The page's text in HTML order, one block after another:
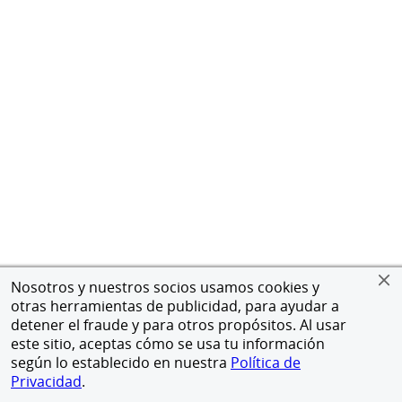
Nosotros y nuestros socios usamos cookies y
otras herramientas de publicidad, para ayudar a
detener el fraude y para otros propósitos. Al usar
este sitio, aceptas cómo se usa tu información
según lo establecido en nuestra Política de
Privacidad.